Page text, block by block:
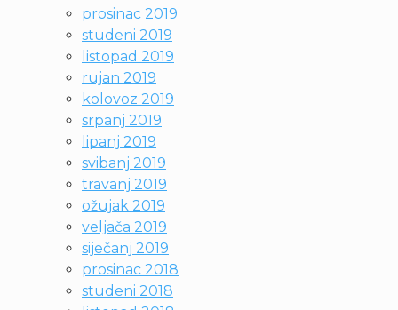
prosinac 2019
studeni 2019
listopad 2019
rujan 2019
kolovoz 2019
srpanj 2019
lipanj 2019
svibanj 2019
travanj 2019
ožujak 2019
veljača 2019
siječanj 2019
prosinac 2018
studeni 2018